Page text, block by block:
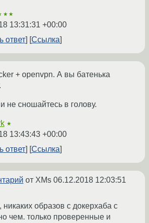
13:31:31 +00:00
ответ
Ссылка
+ openvpn. А вы батенька
не сношайтесь в голову.
★
13:43:43 +00:00
ответ
Ссылка
от XMs 06.12.2018 12:03:51
никаких образов с докерхаба с
чем. только проверенные и